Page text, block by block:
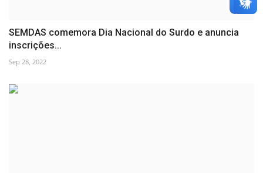
SEMDAS comemora Dia Nacional do Surdo e anuncia
inscrições...
Sep 28, 2022